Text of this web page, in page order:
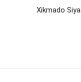
Xikmado